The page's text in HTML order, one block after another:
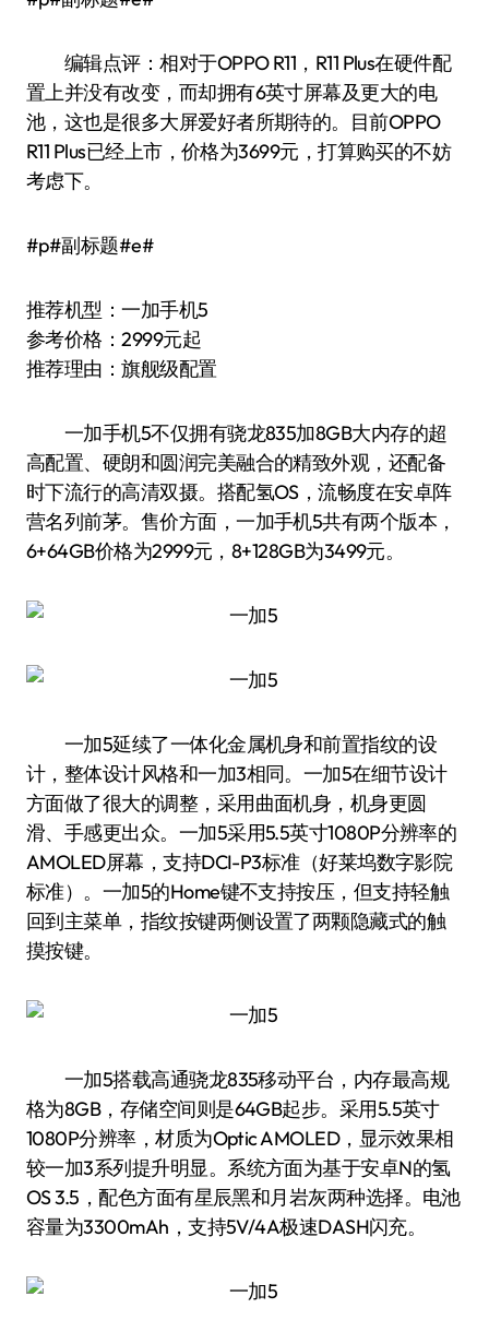
编辑点评：相对于OPPO R11，R11 Plus在硬件配
置上并没有改变，而却拥有6英寸屏幕及更大的电
池，这也是很多大屏爱好者所期待的。目前OPPO
R11 Plus已经上市，价格为3699元，打算购买的不妨
考虑下。
#p#副标题#e#
推荐机型：一加手机5
参考价格：2999元起
推荐理由：旗舰级配置
一加手机5不仅拥有骁龙835加8GB大内存的超
高配置、硬朗和圆润完美融合的精致外观，还配备
时下流行的高清双摄。搭配氢OS，流畅度在安卓阵
营名列前茅。售价方面，一加手机5共有两个版本，
6+64GB价格为2999元，8+128GB为3499元。
一加5延续了一体化金属机身和前置指纹的设
计，整体设计风格和一加3相同。一加5在细节设计
方面做了很大的调整，采用曲面机身，机身更圆
滑、手感更出众。一加5采用5.5英寸1080P分辨率的
AMOLED屏幕，支持DCI-P3标准（好莱坞数字影院
标准）。一加5的Home键不支持按压，但支持轻触
回到主菜单，指纹按键两侧设置了两颗隐藏式的触
摸按键。
一加5搭载高通骁龙835移动平台，内存最高规
格为8GB，存储空间则是64GB起步。采用5.5英寸
1080P分辨率，材质为Optic AMOLED，显示效果相
较一加3系列提升明显。系统方面为基于安卓N的氢
OS 3.5，配色方面有星辰黑和月岩灰两种选择。电池
容量为3300mAh，支持5V/4A极速DASH闪充。